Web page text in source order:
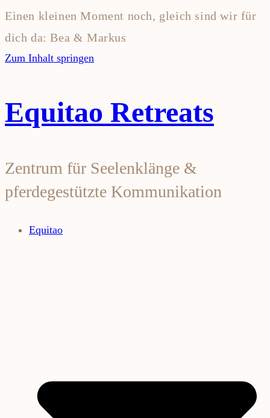
Einen kleinen Moment noch, gleich sind wir für
dich da: Bea & Markus
Zum Inhalt springen
Equitao Retreats
Zentrum für Seelenklänge &
pferdegestützte Kommunikation
Equitao